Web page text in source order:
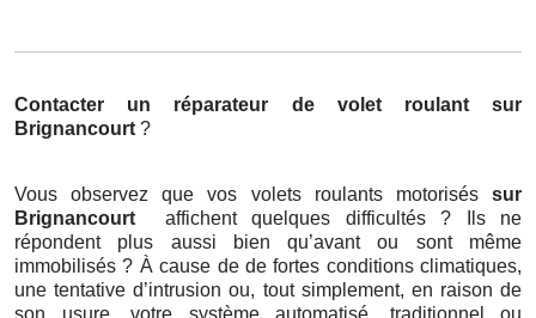
Contacter un réparateur de volet roulant
sur
Brignancourt ?
Vous observez que vos volets roulants motorisés sur
Brignancourt
affichent quelques difficultés ? Ils ne
répondent plus aussi bien qu’avant ou sont même
immobilisés ? À cause de de fortes conditions climatiques,
une tentative d’intrusion ou, tout simplement, en raison de